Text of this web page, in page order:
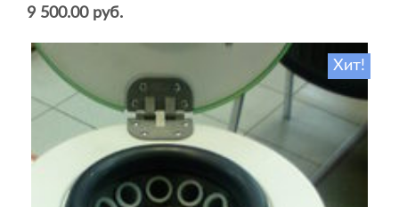
9 500.00 руб.
Хит!